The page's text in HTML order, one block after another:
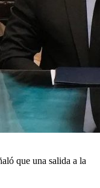
que una salida a la